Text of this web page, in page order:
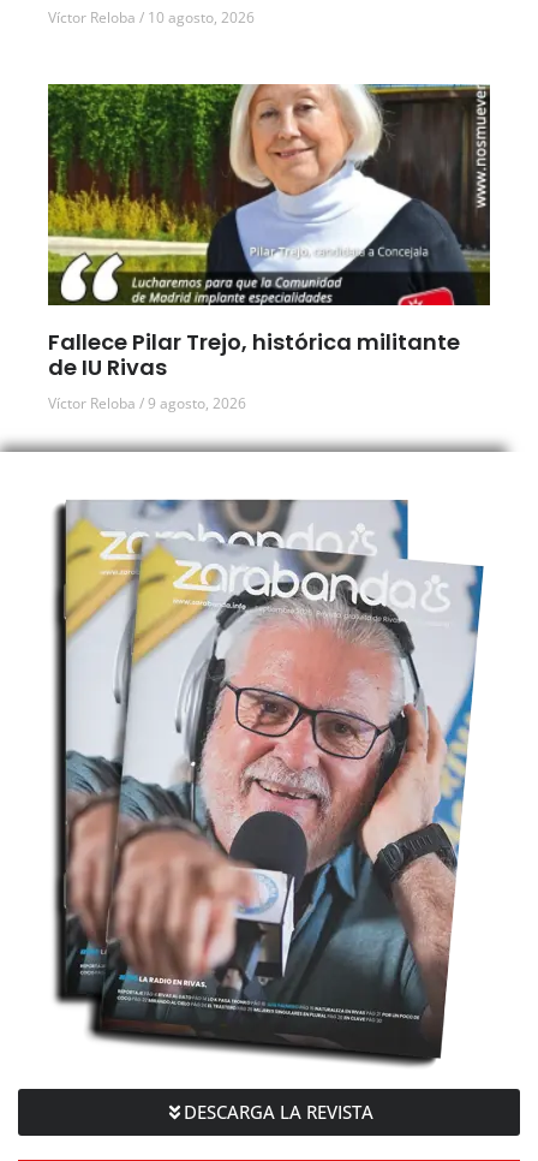
Víctor Reloba 10 agosto, 2026
Fallece Pilar Trejo, histórica militante
de IU Rivas
Víctor Reloba 9 agosto, 2026
DESCARGA LA REVISTA